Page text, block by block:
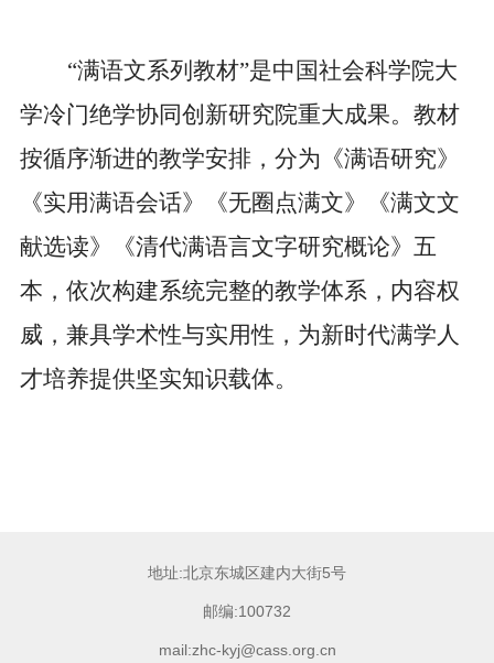
“满语文系列教材”是中国社会科学院大
学冷门绝学协同创新研究院重大成果。教材
按循序渐进的教学安排，分为《满语研究》
《实用满语会话》《无圈点满文》《满文文
献选读》《清代满语言文字研究概论》五
本，依次构建系统完整的教学体系，内容权
威，兼具学术性与实用性，为新时代满学人
才培养提供坚实知识载体。
地址:北京东城区建内大街5号
邮编:100732
mail:zhc-kyj@cass.org.cn